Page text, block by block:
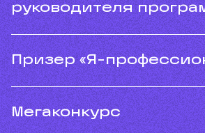
руководителя
Призер «Я-
Мегаконкурс